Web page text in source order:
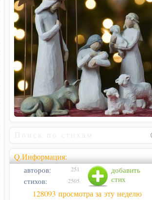
Q.Информация:
добавить
стих
авторов: 251
стихов: 2505
128093 просмотра за эту неделю